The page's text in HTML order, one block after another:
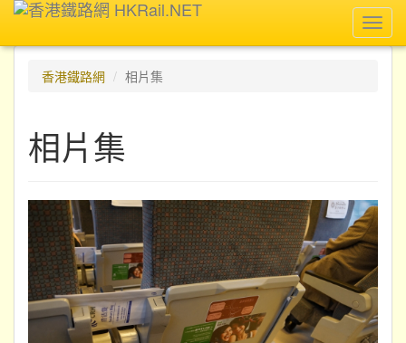
香港鐵路網
相片集
相片集